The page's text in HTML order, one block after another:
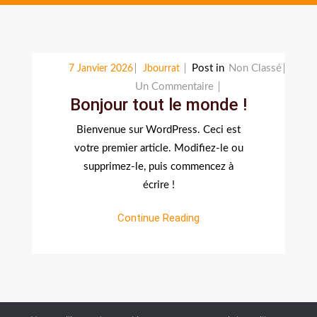
7 Janvier 2026 Jbourrat Post in Non Classé
Un Commentaire
Bonjour
Bonjour tout le monde !
Bienvenue sur WordPress. Ceci est
votre premier article. Modifiez-le ou
supprimez-le, puis commencez à
écrire !
Continue Reading